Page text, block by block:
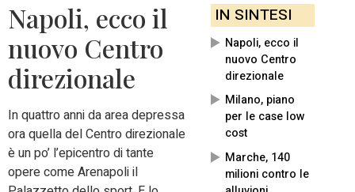
IN SINTESI
Napoli, ecco il
nuovo Centro
direzionale
Milano, piano
per le case low
cost
Marche, 140
milioni contro le
Napoli, ecco il
nuovo Centro
direzionale
In quattro anni da area depressa
ora quella del Centro direzionale
è un po’ l’epicentro di tante
opere come Arenapoli il